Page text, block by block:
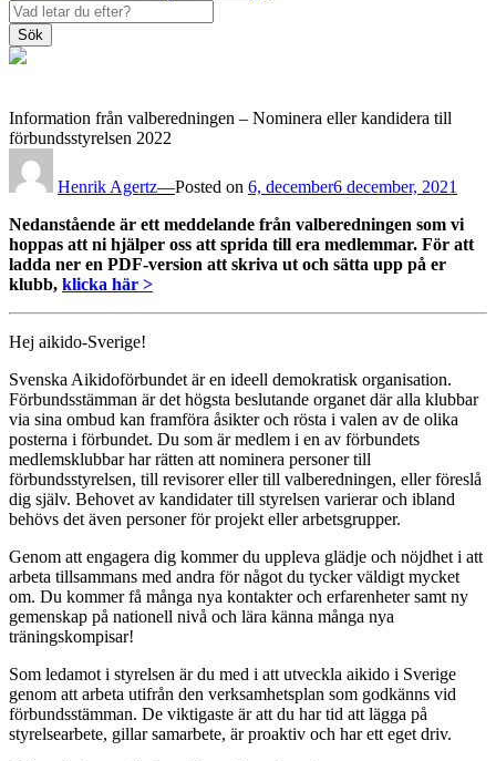
Sök
Information från valberedningen – Nominera eller kandidera till
förbundsstyrelsen 2022
Henrik Agertz—Posted on 6, december6 december, 2021
Nedanstående är ett meddelande från valberedningen som vi
hoppas att ni hjälper oss att sprida till era medlemmar. För att
ladda ner en PDF-version att skriva ut och sätta upp på er
klubb, klicka här >
Hej aikido-Sverige!
Svenska Aikidoförbundet är en ideell demokratisk organisation.
Förbundsstämman är det högsta beslutande organet där alla klubbar
via sina ombud kan framföra åsikter och rösta i valen av de olika
posterna i förbundet. Du som är medlem i en av förbundets
medlemsklubbar har rätten att nominera personer till
förbundsstyrelsen, till revisorer eller till valberedningen, eller föreslå
dig själv. Behovet av kandidater till styrelsen varierar och ibland
behövs det även personer för projekt eller arbetsgrupper.
Genom att engagera dig kommer du uppleva glädje och nöjdhet i att
arbeta tillsammans med andra för något du tycker väldigt mycket
om. Du kommer få många nya kontakter och erfarenheter samt ny
gemenskap på nationell nivå och lära känna många nya
träningskompisar!
Som ledamot i styrelsen är du med i att utveckla aikido i Sverige
genom att arbeta utifrån den verksamhetsplan som godkänns vid
förbundsstämman. De viktigaste är att du har tid att lägga på
styrelsearbete, gillar samarbete, är proaktiv och har ett eget driv.